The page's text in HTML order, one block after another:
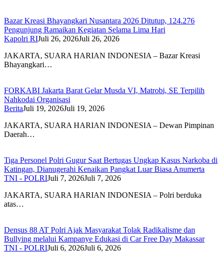
Bazar Kreasi Bhayangkari Nusantara 2026 Ditutup, 124.276
Pengunjung Ramaikan Kegiatan Selama Lima Hari
Kapolri RIJuli 26, 2026Juli 26, 2026
JAKARTA, SUARA HARIAN INDONESIA – Bazar Kreasi
Bhayangkari…
FORKABI Jakarta Barat Gelar Musda VI, Matrobi, SE Terpilih
Nahkodai Organisasi
BeritaJuli 19, 2026Juli 19, 2026
JAKARTA, SUARA HARIAN INDONESIA – Dewan Pimpinan
Daerah…
Tiga Personel Polri Gugur Saat Bertugas Ungkap Kasus Narkoba di
Katingan, Dianugerahi Kenaikan Pangkat Luar Biasa Anumerta
TNI - POLRIJuli 7, 2026Juli 7, 2026
JAKARTA, SUARA HARIAN INDONESIA – Polri berduka
atas…
Densus 88 AT Polri Ajak Masyarakat Tolak Radikalisme dan
Bullying melalui Kampanye Edukasi di Car Free Day Makassar
TNI - POLRIJuli 6, 2026Juli 6, 2026